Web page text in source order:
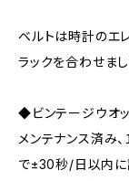
ベルトは時計のエ
ラックを合わせまし
◆ビンテージウオ
メンテナンス済み
で±30秒/日以内に